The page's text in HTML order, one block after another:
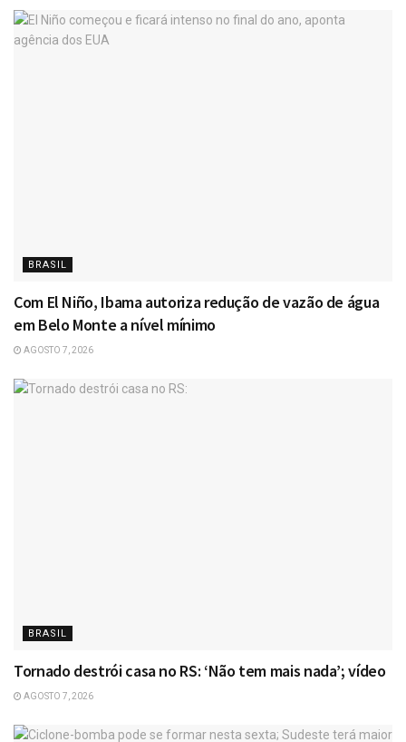
BRASIL
Com El Niño, Ibama autoriza redução de vazão de água
em Belo Monte a nível mínimo
AGOSTO 7, 2026
BRASIL
Tornado destrói casa no RS: ‘Não tem mais nada’; vídeo
AGOSTO 7, 2026